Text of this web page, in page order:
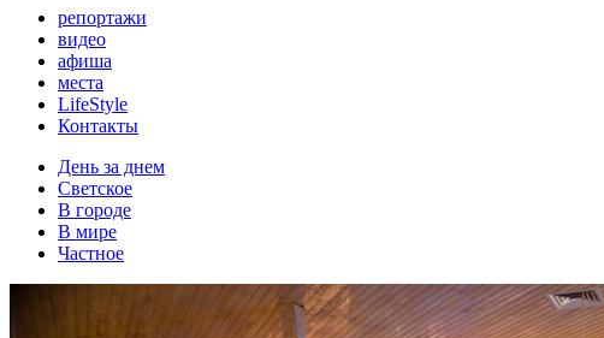
репортажи
видео
афиша
места
LifeStyle
Контакты
День за днем
Светское
В городе
В мире
Частное